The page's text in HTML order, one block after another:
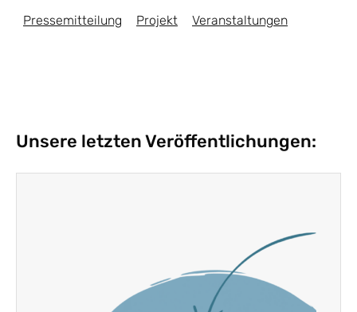
Pressemitteilung Projekt Veranstaltungen
Unsere letzten Veröffentlichungen: